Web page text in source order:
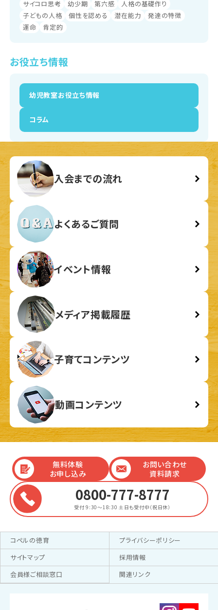
サイコロ思考 幼少期 第六感
人格の基礎作り
子どもの人格
個性を認める 潜在能力
発達の特徴
運命
肯定的
お役立ち情報
幼児教室お役立ち情報
コラム
入会までの流れ
よくあるご質問
イベント情報
メディア掲載履歴
子育てコンテンツ
動画コンテンツ
無料体験
お申し込み
お問い合わせ
資料請求
0800-777-8777
受付 9:30～18:30 土日も受付中（祝日休）
コペルの徳育
プライバシーポリシー
サイトマップ
採用情報
会員様ご相談窓口
関連リンク